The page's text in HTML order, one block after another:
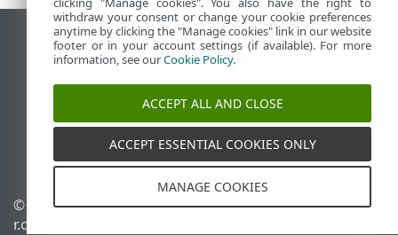
Prikaži stranicu za radnu površinu
End of Life
ESET-ova baza znanja
ESET Status Portal
Regionalna podrška
© 1992 - 2026 ESET, spol. s
r.o. – Sva prava pridržana.
Upravljanje kolačićima
withdraw your consent or change your cookie preferences
anytime by clicking the "Manage cookies" link in our website
footer or in your account settings (if available). For more
information, see ourCookie Policy.
ACCEPT ALL AND CLOSE
ACCEPT ESSENTIAL COOKIES ONLY
MANAGE COOKIES